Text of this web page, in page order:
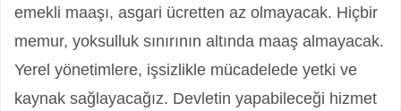
emekli maaşı, asgari ücretten az olmayacak. Hiçbir
memur, yoksulluk sınırının altında maaş almayacak.
Yerel yönetimlere, işsizlikle mücadelede yetki ve
kaynak sağlayacağız. Devletin yapabileceği hizmet